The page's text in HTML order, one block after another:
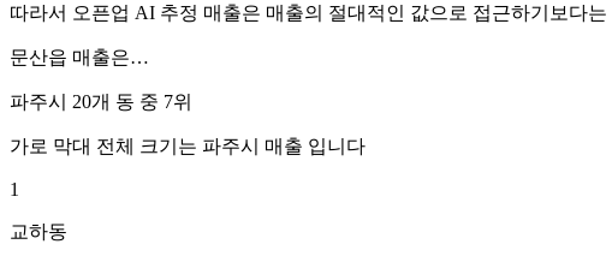
따라서 오픈업 AI 추정 매출은 매출의 절대적인 값으로 접근하기보다는
문산읍 매출은…
파주시 20개 동 중 7위
가로 막대 전체 크기는 파주시 매출 입니다
1
교하동